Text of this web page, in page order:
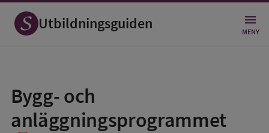
Utbildningsguiden MENY
Bygg- och
anläggningsprogrammet
som
favorit